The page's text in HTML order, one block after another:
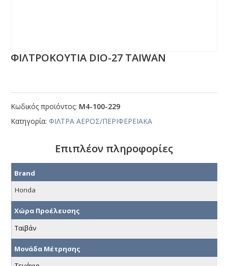
ΦΙΛΤΡΟΚΟΥΤΙΑ DΙΟ-27 ΤΑΙWΑΝ
Κωδικός προϊόντος: Μ4-100-229
Κατηγορία: ΦΙΛΤΡΑ ΑΕΡΟΣ/ΠΕΡΙΦΕΡΕΙΑΚΑ
Επιπλέον πληροφορίες
Brand
Honda
Χώρα Προέλευσης
Ταϊβάν
Μονάδα Μέτρησης